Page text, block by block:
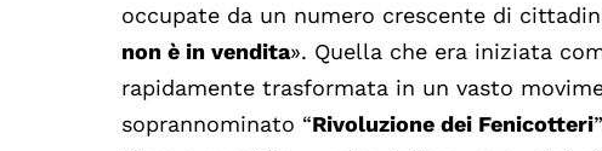
occupate da un numero crescente di
non è in vendita». Quella che era iniziata
rapidamente trasformata in un vasto
soprannominato “Rivoluzione dei Fenicotteri